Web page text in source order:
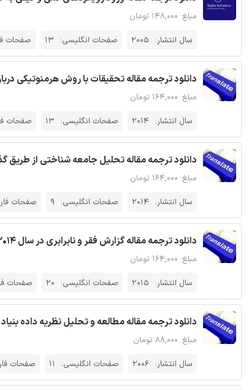
مبلغ: ۱۴۸,۰۰۰ تومان
سال انتشار: 2005 صفحات انگلیسی: 13 صفحات
دانلود ترجمه مقاله تحقیقات با روش هرمنوتیکی
مبلغ: ۱۶۴,۰۰۰ تومان
سال انتشار: 2014 صفحات انگلیسی: 13 صفحات
دانلود ترجمه مقاله تحلیل جامعه شناختی از طریق
مبلغ: ۱۶۴,۰۰۰ تومان
سال انتشار: 2014 صفحات انگلیسی: 9 صفحات
دانلود ترجمه مقاله گزارش فقر و نابرابری در سال ۲۰۱۴
مبلغ: ۱۶۴,۰۰۰ تومان
سال انتشار: 2015 صفحات انگلیسی: 20 صفحات
دانلود ترجمه مقاله مطالعه و تحلیل نظریه داده بنیاد
مبلغ: ۸۸,۰۰۰ تومان
سال انتشار: 2006 صفحات انگلیسی: 11 صفحات